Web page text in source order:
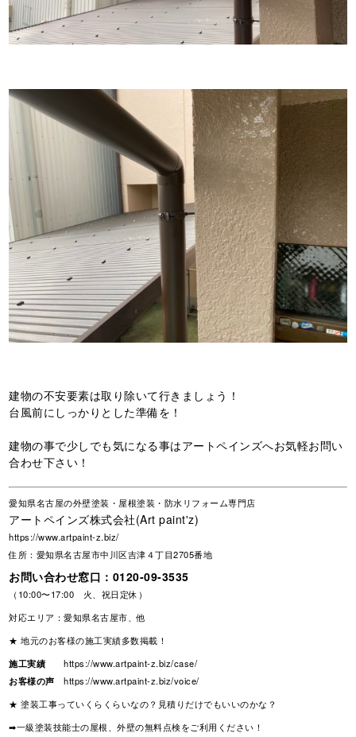
建物の不安要素は取り除いて行きましょう！
台風前にしっかりとした準備を！
建物の事で少しでも気になる事はアートペインズへお気軽お問い
合わせ下さい！
愛知県名古屋の外壁塗装・屋根塗装・防水リフォーム専門店
アートペインズ株式会社(Art paint'z)
https://www.artpaint-z.biz/
住所：愛知県名古屋市中川区吉津４丁目2705番地
お問い合わせ窓口： 0120-09-3535
（10:00〜17:00 火、祝日定休）
対応エリア：愛知県名古屋市、他
★ 地元のお客様の施工実績多数掲載！
施工実績
https://www.artpaint-z.biz/case/
お客様の声
https://www.artpaint-z.biz/voice/
★ 塗装工事っていくらくらいなの？見積りだけでもいいのかな？
➡一級塗装技能士の屋根、外壁の無料点検をご利用ください！